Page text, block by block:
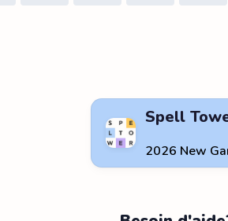
Spell
2026 New